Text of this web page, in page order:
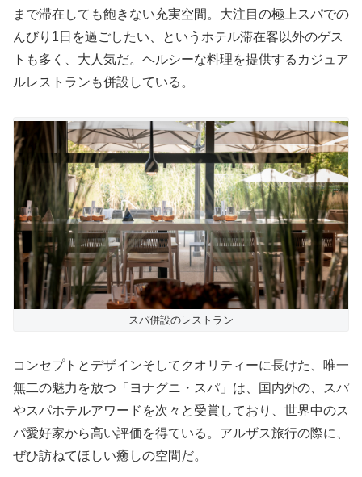
まで滞在しても飽きない充実空間。大注目の極上スパでの
んびり1日を過ごしたい、というホテル滞在客以外のゲス
トも多く、大人気だ。ヘルシーな料理を提供するカジュア
ルレストランも併設している。
スパ併設のレストラン
コンセプトとデザインそしてクオリティーに長けた、唯一
無二の魅力を放つ「ヨナグニ・スパ」は、国内外の、スパ
やスパホテルアワードを次々と受賞しており、世界中のス
パ愛好家から高い評価を得ている。アルザス旅行の際に、
ぜひ訪ねてほしい癒しの空間だ。